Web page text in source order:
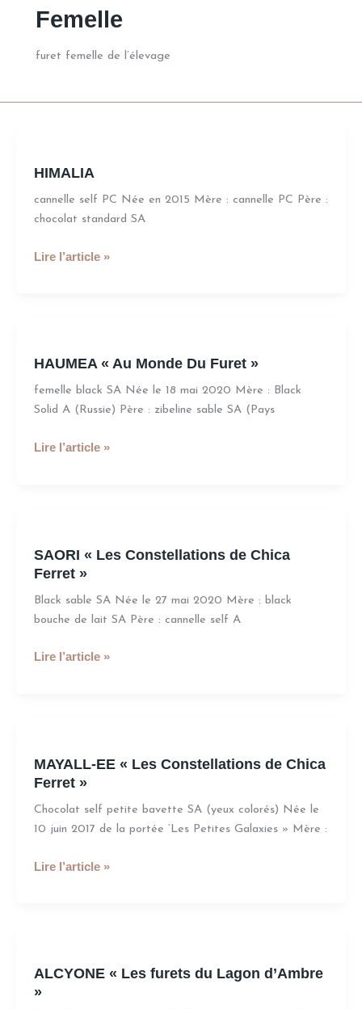
Femelle
furet femelle de l’élevage
HIMALIA
cannelle self PC Née en 2015 Mère : cannelle PC Père :
chocolat standard SA
Lire l’article »
HAUMEA « Au Monde Du Furet »
femelle black SA Née le 18 mai 2020 Mère : Black
Solid A (Russie) Père : zibeline sable SA (Pays
Au
Monde
Du
»Lire l’article »
SAORI « Les Constellations de Chica
Ferret »
Black sable SA Née le 27 mai 2020 Mère : black
bouche de lait SA Père : cannelle self A
Les
Constellations
de
Chica
»Lire l’article »
MAYALL-EE « Les Constellations de Chica
Ferret »
Chocolat self petite bavette SA (yeux colorés) Née le
10 juin 2017 de la portée ‘Les Petites Galaxies » Mère :
«
Les
Constellations
de
Ferret
Lire l’article »
ALCYONE « Les furets du Lagon d’Ambre
»
Les
furets